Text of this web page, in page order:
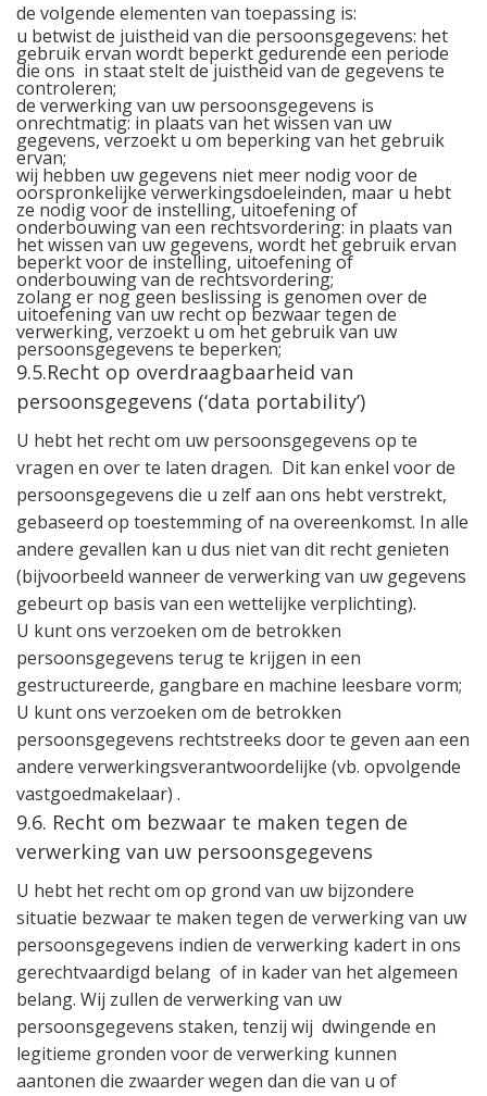
de volgende elementen van toepassing is:
u betwist de juistheid van die persoonsgegevens: het
gebruik ervan wordt beperkt gedurende een periode
die ons in staat stelt de juistheid van de gegevens te
controleren;
de verwerking van uw persoonsgegevens is
onrechtmatig: in plaats van het wissen van uw
gegevens, verzoekt u om beperking van het gebruik
ervan;
wij hebben uw gegevens niet meer nodig voor de
oorspronkelijke verwerkingsdoeleinden, maar u hebt
ze nodig voor de instelling, uitoefening of
onderbouwing van een rechtsvordering: in plaats van
het wissen van uw gegevens, wordt het gebruik ervan
beperkt voor de instelling, uitoefening of
onderbouwing van de rechtsvordering;
zolang er nog geen beslissing is genomen over de
uitoefening van uw recht op bezwaar tegen de
verwerking, verzoekt u om het gebruik van uw
persoonsgegevens te beperken;
9.5.Recht op overdraagbaarheid van
persoonsgegevens (‘data portability’)
U hebt het recht om uw persoonsgegevens op te
vragen en over te laten dragen. Dit kan enkel voor de
persoonsgegevens die u zelf aan ons hebt verstrekt,
gebaseerd op toestemming of na overeenkomst. In alle
andere gevallen kan u dus niet van dit recht genieten
(bijvoorbeeld wanneer de verwerking van uw gegevens
gebeurt op basis van een wettelijke verplichting).
U kunt ons verzoeken om de betrokken
persoonsgegevens terug te krijgen in een
gestructureerde, gangbare en machine leesbare vorm;
U kunt ons verzoeken om de betrokken
persoonsgegevens rechtstreeks door te geven aan een
andere verwerkingsverantwoordelijke (vb. opvolgende
vastgoedmakelaar) .
9.6. Recht om bezwaar te maken tegen de
verwerking van uw persoonsgegevens
U hebt het recht om op grond van uw bijzondere
situatie bezwaar te maken tegen de verwerking van uw
persoonsgegevens indien de verwerking kadert in ons
gerechtvaardigd belang of in kader van het algemeen
belang. Wij zullen de verwerking van uw
persoonsgegevens staken, tenzij wij dwingende en
legitieme gronden voor de verwerking kunnen
aantonen die zwaarder wegen dan die van u of